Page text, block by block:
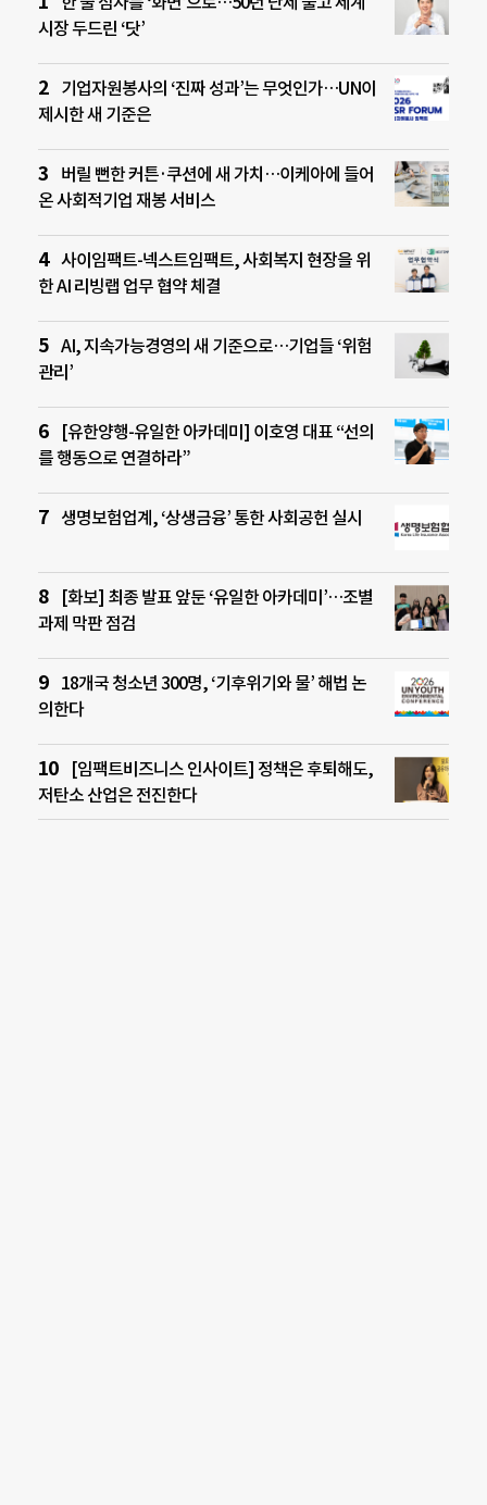
시장 두드린 ‘닷’
기업자원봉사의 ‘진짜 성과’는 무엇인가…UN이
제시한 새 기준은
버릴 뻔한 커튼·쿠션에 새 가치…이케아에 들어
온 사회적기업 재봉 서비스
사이임팩트-넥스트임팩트, 사회복지 현장을 위
한 AI 리빙랩 업무 협약 체결
AI, 지속가능경영의 새 기준으로…기업들 ‘위험
관리’
[유한양행-유일한 아카데미] 이호영 대표 “선의
를 행동으로 연결하라”
생명보험업계, ‘상생금융’ 통한 사회공헌 실시
[화보] 최종 발표 앞둔 ‘유일한 아카데미’…조별
과제 막판 점검
18개국 청소년 300명, ‘기후위기와 물’ 해법 논
의한다
[임팩트비즈니스 인사이트] 정책은 후퇴해도,
저탄소 산업은 전진한다